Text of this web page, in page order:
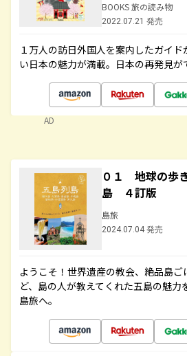
BOOKS 旅の読み物
2022.07.21 発売
１万人の訪日外国人を案内したガイ
い日本の魅力が満載。日本の再発見が
AD
０１ 地球の
島 ４訂版
島旅
2024.07.04 発売
ようこそ！世界遺産の教会、絶品島
ど、島の人が教えてくれた五島の魅力
島旅へ。